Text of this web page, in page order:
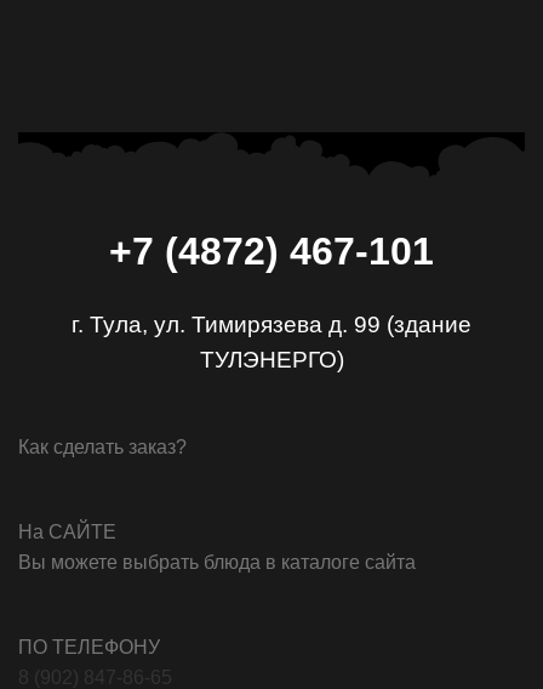
+7 (4872) 467-101
г. Тула, ул. Тимирязева д. 99 (здание
ТУЛЭНЕРГО)
Как сделать заказ?
На САЙТЕ
Вы можете выбрать блюда в каталоге сайта
ПО ТЕЛЕФОНУ
8 (902) 847-86-65